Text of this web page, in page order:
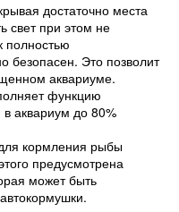
достаточно места
свет при этом не
полностью
безопасен. Это позволит
аквариуме.
функцию
аквариум до 80%
кормления рыбы
предусмотрена
может быть